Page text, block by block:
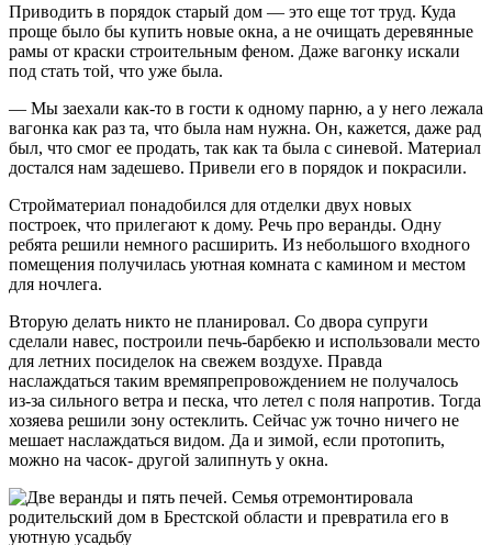
Приводить в порядок старый дом — это еще тот труд. Куда
проще было бы купить новые окна, а не очищать деревянные
рамы от краски строительным феном. Даже вагонку искали
под стать той, что уже была.
— Мы заехали как-то в гости к одному парню, а у него лежала
вагонка как раз та, что была нам нужна. Он, кажется, даже рад
был, что смог ее продать, так как та была с синевой. Материал
достался нам задешево. Привели его в порядок и покрасили.
Стройматериал понадобился для отделки двух новых
построек, что прилегают к дому. Речь про веранды. Одну
ребята решили немного расширить. Из небольшого входного
помещения получилась уютная комната с камином и местом
для ночлега.
Вторую делать никто не планировал. Со двора супруги
сделали навес, построили печь-барбекю и использовали место
для летних посиделок на свежем воздухе. Правда
наслаждаться таким времяпрепровождением не получалось
из-за сильного ветра и песка, что летел с поля напротив. Тогда
хозяева решили зону остеклить. Сейчас уж точно ничего не
мешает наслаждаться видом. Да и зимой, если протопить,
можно на часок- другой залипнуть у окна.